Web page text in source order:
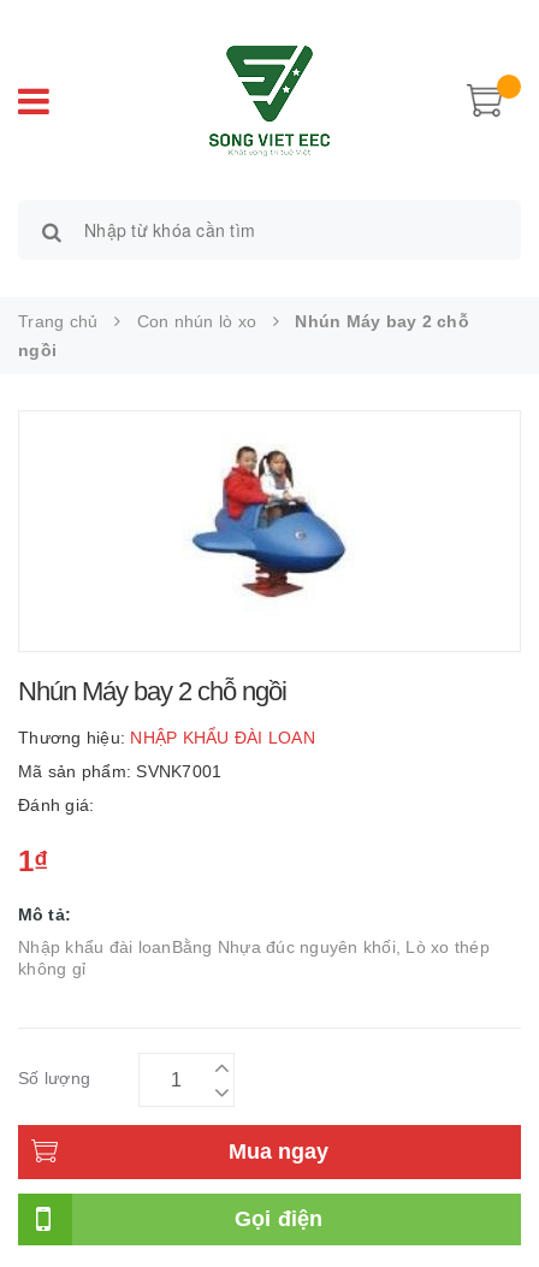
Trang chủ Con nhún lò xo
Nhún Máy bay 2 chỗ
ngồi
Nhún Máy bay 2 chỗ ngồi
Thương hiệu: NHẬP KHẨU ĐÀI LOAN
Mã sản phẩm: SVNK7001
Đánh giá:
1₫
Mô tả:
Nhập khẩu đài loanBằng Nhựa đúc nguyên khối, Lò xo thép
không gỉ
Số lượng
Mua ngay
Gọi điện